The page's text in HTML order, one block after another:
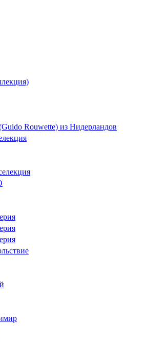
Rouwette) из Нидерландов